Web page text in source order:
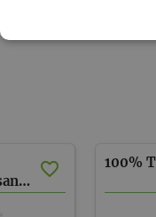
Probierpaket „Rot“(versandkostenfrei AT)
100%